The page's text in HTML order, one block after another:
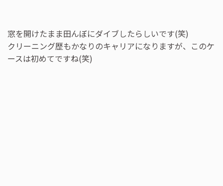
窓を開けたまま田んぼにダイブしたらしいです(笑)
クリーニング歴もかなりのキャリアになりますが、このケ
ースは初めてですね(笑)